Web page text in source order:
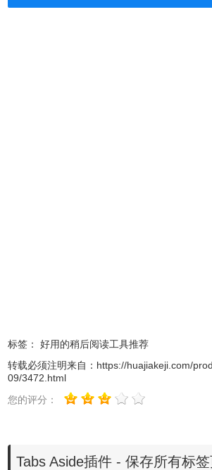
的所有标签页】，就可以将当前浏览器
标签：
好用的稍后阅读工具推荐
转载必须注明来自： https://huajiakeji.com/
09/3472.html
您的评分：
Tabs Aside插件 - 保存所有标